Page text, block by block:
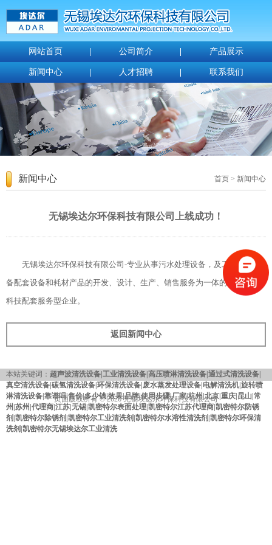
网站首页 公司简介 产品展示
新闻中心 人才招聘 联系我们
新闻中心 首页 > 新闻中心
无锡埃达尔环保科技有限公司上线成功！
无锡埃达尔环保科技有限公司-专业从事污水处理设备，及工业洗净设
备配套设备和耗材产品的开发、设计、生产、销售服务为一体的综合性高
科技配套服务型企业。
返回新闻中心
本站关键词： 超声波清洗设备|工业清洗设备|高压喷淋清洗设备|通过式清洗设备|
真空清洗设备|碳氢清洗设备|环保清洗设备|废水蒸发处理设备|电解清洗机|旋转喷
淋清洗设备|靠谱吗|售价|多少钱|效果|品牌|使用步骤|厂家|杭州|北京|重庆|昆山|常
州|苏州|代理商|江苏|无锡|凯密特尔表面处理|凯密特尔江苏代理商|凯密特尔防锈
剂|凯密特尔除锈剂|凯密特尔工业清洗剂|凯密特尔水溶性清洗剂|凯密特尔环保清
洗剂|凯密特尔无锡埃达尔工业清洗
页面版权所有 © 2026 无锡埃达尔环保科技有限公司